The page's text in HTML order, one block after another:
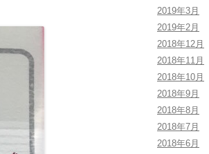
2019年3月
2019年2月
2018年12月
2018年11月
2018年10月
2018年9月
2018年8月
2018年7月
2018年6月